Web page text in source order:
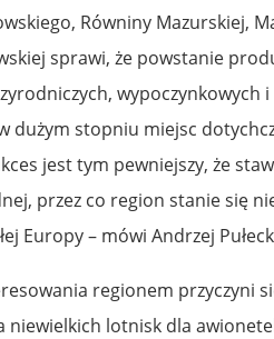
Równiny Mazurskiej,
sprawi, że powstanie
wypoczynkowych
dużym stopniu miejsc
jest tym pewniejszy, że
przez co region stanie się
Europy – mówi Andrzej
regionem przyczyni
niewielkich lotnisk dla